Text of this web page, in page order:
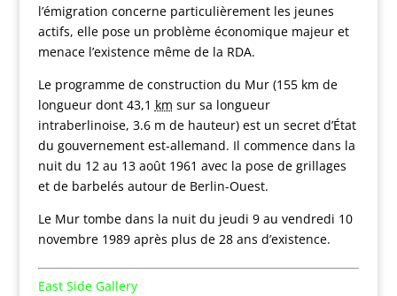
l’émigration concerne particulièrement les jeunes
actifs, elle pose un problème économique majeur et
menace l’existence même de la RDA.
Le programme de construction du Mur (155 km de
longueur dont 43,1 km sur sa longueur
intraberlinoise, 3.6 m de hauteur) est un secret d’État
du gouvernement est-allemand. Il commence dans la
nuit du 12 au 13 août 1961 avec la pose de grillages
et de barbelés autour de Berlin-Ouest.
Le Mur tombe dans la nuit du jeudi 9au vendredi 10
novembre 1989après plus de 28 ans d’existence.
East Side Gallery